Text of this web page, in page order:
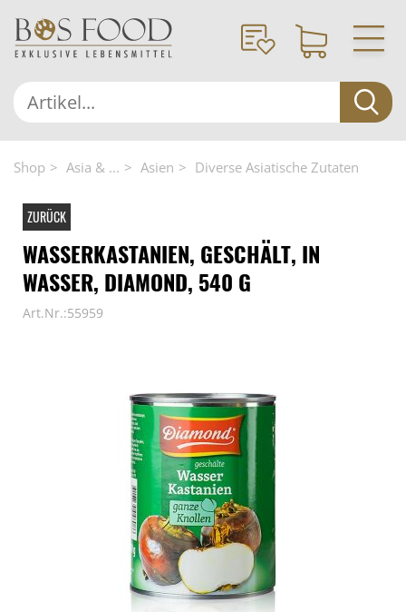
Shop Asia & ... Asien Diverse Asiatische Zutaten
ZURÜCK
WASSERKASTANIEN, GESCHÄLT, IN
WASSER, DIAMOND, 540 G
Art.Nr.:55959